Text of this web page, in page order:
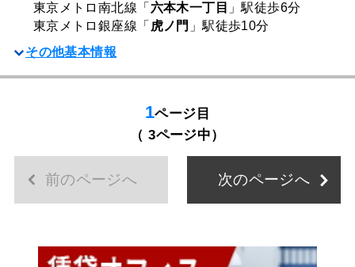
東京メトロ南北線「 六本木一丁目 」駅徒歩6分
東京メトロ銀座線「 虎ノ門 」駅徒歩10分
その他基本情報
1ページ目
（ 3ページ中）
前のページへ 次のページへ